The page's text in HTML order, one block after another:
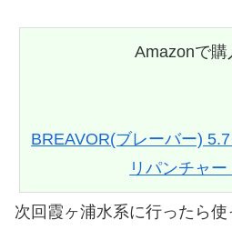
Amazonで購
BREAVOR(ブレーバー)
リパンチャー
次回霞ヶ浦水系に行ったら